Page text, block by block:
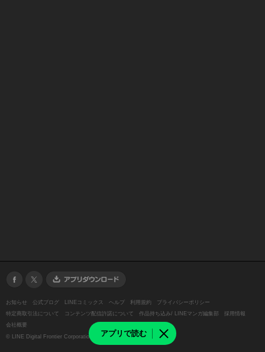
アプリで読む
お知らせ 公式ブログ LINEコミックス ヘルプ 利用規約
プライバシーポリシー
特定商取引法について
コンテンツ配信許諾について 作品持ち込み/ LINEマンガ編集部
採用情報
会社概要
© LINE Digital Frontier Corporation